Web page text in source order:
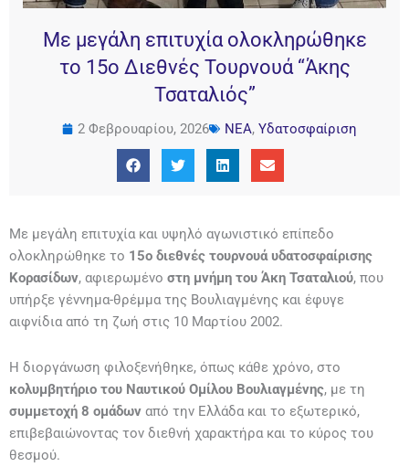
Με μεγάλη επιτυχία ολοκληρώθηκε
το 15ο Διεθνές Τουρνουά “Άκης
Τσαταλιός”
2 Φεβρουαρίου, 2026 ΝΕΑ, Υδατοσφαίριση
Με μεγάλη επιτυχία και υψηλό αγωνιστικό επίπεδο
ολοκληρώθηκε το 15ο διεθνές τουρνουά υδατοσφαίρισης
Κορασίδων, αφιερωμένο στη μνήμη του Άκη Τσαταλιού, που
υπήρξε γέννημα-θρέμμα της Βουλιαγμένης και έφυγε
αιφνίδια από τη ζωή στις 10 Μαρτίου 2002.
Η διοργάνωση φιλοξενήθηκε, όπως κάθε χρόνο, στο
κολυμβητήριο του Ναυτικού Ομίλου Βουλιαγμένης, με τη
συμμετοχή 8 ομάδων από την Ελλάδα και το εξωτερικό,
επιβεβαιώνοντας τον διεθνή χαρακτήρα και το κύρος του
θεσμού.